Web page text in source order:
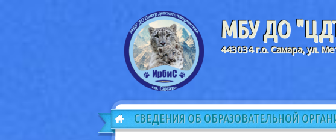
МБУ ДО "ЦДТ
443034 г.о. Самара, ул.
СВЕДЕНИЯ ОБ ОБРАЗОВАТЕЛЬНОЙ